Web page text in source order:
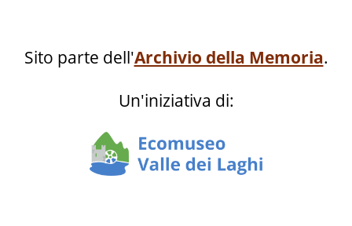
Sito parte dell'Archivio della Memoria.
Un'iniziativa di: